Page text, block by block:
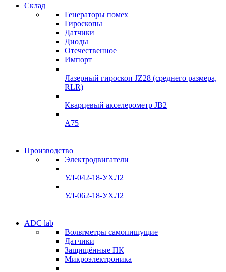
Инклинометры
Подробнее
Инклинометры
подробнее
Склад
Генераторы помех
Гироскопы
Датчики
Диоды
Отечественное
Импорт
Лазерный гироскоп JZ28 (среднего размера,
RLR)
Кварцевый акселерометр JB2
A75
Склад
Подробнее
Гироскопы
Производство
Электродвигатели
УЛ-042-18-УХЛ2
УЛ-062-18-УХЛ2
УЛ-04 УЛ-06
Подробнее
УЛ-04 УЛ-06
Подробнее
ADC lab
Вольтметры самопишущие
Датчики
Защищённые ПК
Микроэлектроника